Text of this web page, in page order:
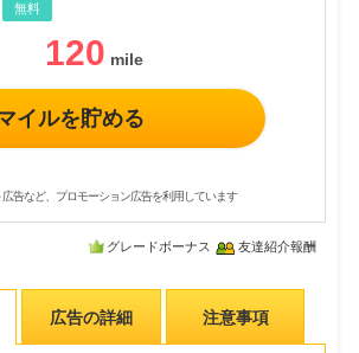
無料
120
イルを貯める
告など、プロモーション広告を利用しています
グレードボーナス 友達紹介報酬
広告の詳細 注意事項